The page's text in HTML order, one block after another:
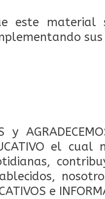
este
y
el
e